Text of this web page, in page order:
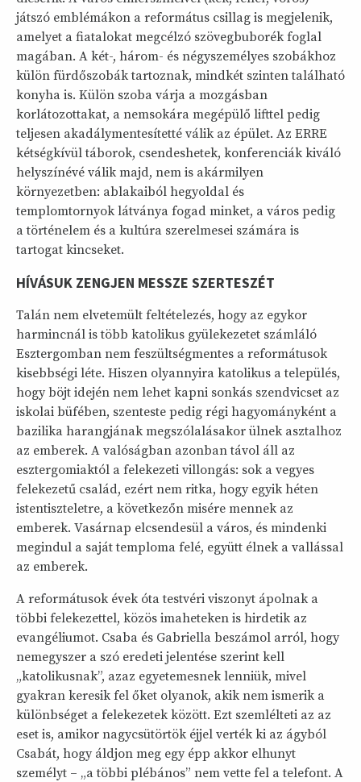
játszó emblémákon a református csillag is megjelenik,
amelyet a fiatalokat megcélzó szövegbuborék foglal
magában. A két-, három- és négyszemélyes szobákhoz
külön fürdőszobák tartoznak, mindkét szinten található
konyha is. Külön szoba várja a mozgásban
korlátozottakat, a nemsokára megépülő lifttel pedig
teljesen akadálymentesítetté válik az épület. Az ERRE
kétségkívül táborok, csendeshetek, konferenciák kiváló
helyszínévé válik majd, nem is akármilyen
környezetben: ablakaiból hegyoldal és
templomtornyok látványa fogad minket, a város pedig
a történelem és a kultúra szerelmesei számára is
tartogat kincseket.
HÍVÁSUK ZENGJEN MESSZE SZERTESZÉT
Talán nem elvetemült feltételezés, hogy az egykor
harmincnál is több katolikus gyülekezetet számláló
Esztergomban nem feszültségmentes a reformátusok
kisebbségi léte. Hiszen olyannyira katolikus a település,
hogy böjt idején nem lehet kapni sonkás szendvicset az
iskolai büfében, szenteste pedig régi hagyományként a
bazilika harangjának megszólalásakor ülnek asztalhoz
az emberek. A valóságban azonban távol áll az
esztergomiaktól a felekezeti villongás: sok a vegyes
felekezetű család, ezért nem ritka, hogy egyik héten
istentiszteletre, a következőn misére mennek az
emberek. Vasárnap elcsendesül a város, és mindenki
megindul a saját temploma felé, együtt élnek a vallással
az emberek.
A reformátusok évek óta testvéri viszonyt ápolnak a
többi felekezettel, közös imaheteken is hirdetik az
evangéliumot. Csaba és Gabriella beszámol arról, hogy
nemegyszer a szó eredeti jelentése szerint kell
„katolikusnak”, azaz egyetemesnek lenniük, mivel
gyakran keresik fel őket olyanok, akik nem ismerik a
különbséget a felekezetek között. Ezt szemlélteti az az
eset is, amikor nagycsütörtök éjjel verték ki az ágyból
Csabát, hogy áldjon meg egy épp akkor elhunyt
személyt – „a többi plébános” nem vette fel a telefont. A